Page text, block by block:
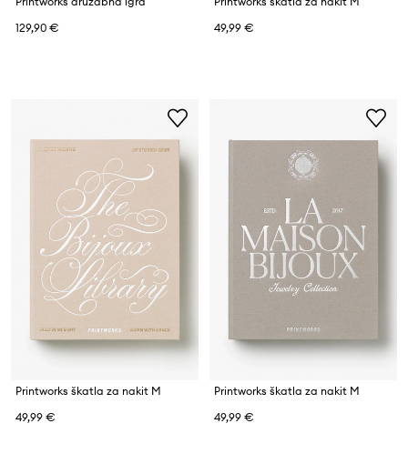
129,90 €
49,99 €
Printworks škatla za nakit M
49,99 €
Printworks škatla za nakit M
49,99 €